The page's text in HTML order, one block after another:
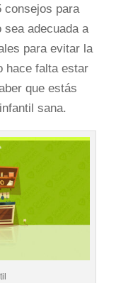
consejos para
sea adecuada a
para evitar la
hace falta estar
que estás
sana.